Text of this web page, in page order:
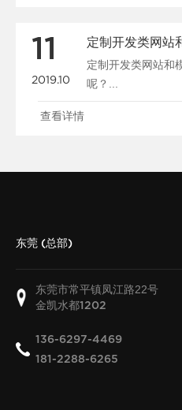
11
2019.10
定制开发类网站和
呢？...
查看详情
东莞 (总部)
东莞市常平镇凤江路22号
金凯水都1202
136-6297-4469
181-2288-6265